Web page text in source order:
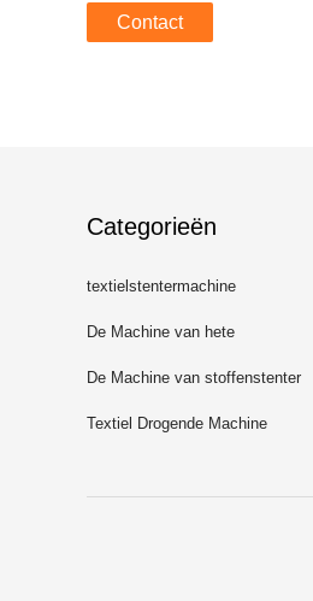
Contact
Categorieën
textielstentermachine
De Machine van hete
Luchtstenter
De Machine van stoffenstenter
Textiel Drogende Machine